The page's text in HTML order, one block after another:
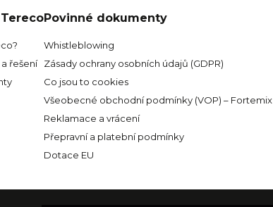
řešení
Povinné dokumenty
Whistleblowing
Zásady ochrany osobních údajů (GDPR)
Co jsou to cookies
Všeobecné obchodní podmínky (VOP) – Fortemix
Reklamace a vrácení
Přepravní a platební podmínky
Dotace EU